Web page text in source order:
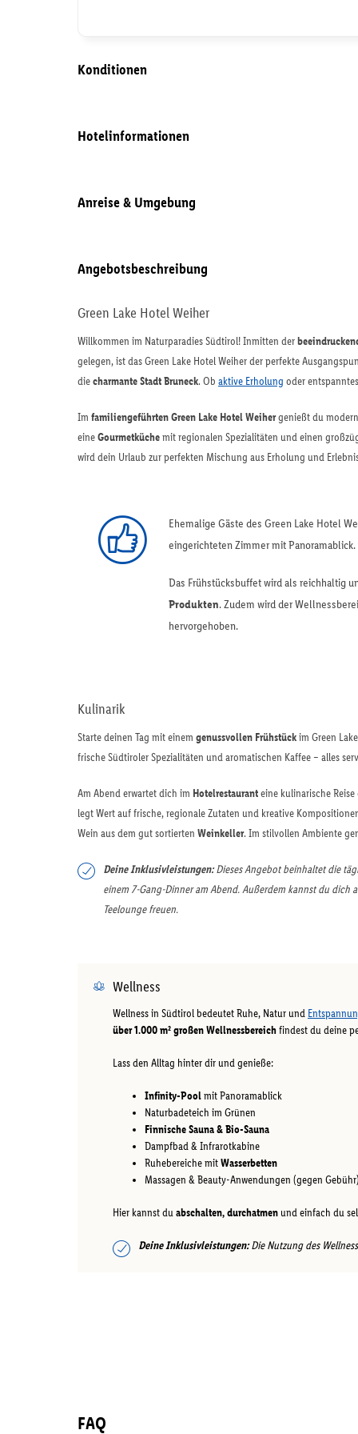
Konditionen
Hotelinformationen
Anreise & Umgebung
Angebotsbeschreibung
Green Lake Hotel Weiher
Willkommen im Naturparadies Südtirol! Inmitten der
gelegen, ist das Green Lake Hotel Weiher der perfekte
diecharmante Stadt Bruneck. Ob aktive Erholung oder
Im familiengeführten Green Lake Hotel Weihergenießt du
eineGourmetküchemit regionalen Spezialitäten und einen
wird dein Urlaub zur perfekten Mischung aus Erholung und
Ehemalige Gäste des Green Lake Hotel
eingerichteten Zimmer mit Panoramablick.
Das Frühstücksbuffet wird als reichhaltig
Produkten. Zudem wird der
hervorgehoben.
Kulinarik
Starte deinen Tag mit einem genussvollen Frühstückim Green
frische Südtiroler Spezialitäten und aromatischen Kaffee – alles
Am Abend erwartet dich im Hotelrestauranteine kulinarische
legt Wert auf frische, regionale Zutaten und kreative
Wein aus dem gut sortierten Weinkeller. Im stilvollen Ambiente
Deine Inklusivleistungen:Dieses Angebot beinhaltet die
einem 7-Gang-Dinner am Abend. Außerdem kannst du dich
Teelounge freuen.
Wellness
Wellness in Südtirol bedeutet Ruhe, Natur und
über 1.000 m² großen Wellnessbereichfindest du deine
Lass den Alltag hinter dir und genieße:
Infinity-Poolmit Panoramablick
Naturbadeteich im Grünen
Finnische Sauna & Bio-Sauna
Dampfbad & Infrarotkabine
Ruhebereiche mitWasserbetten
Massagen & Beauty-Anwendungen (gegen
Hier kannst duabschalten, durchatmen und einfach du
Deine Inklusivleistungen:Die Nutzung des
FAQ